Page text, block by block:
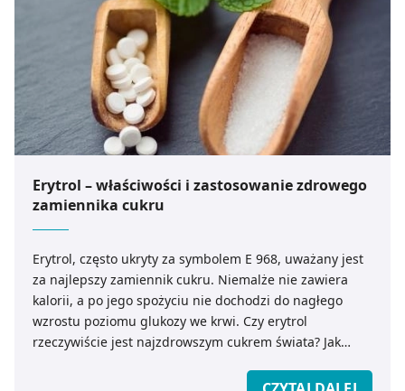
Erytrol – właściwości i zastosowanie zdrowego
zamiennika cukru
Erytrol, często ukryty za symbolem E 968, uważany jest
za najlepszy zamiennik cukru. Niemalże nie zawiera
kalorii, a po jego spożyciu nie dochodzi do nagłego
wzrostu poziomu glukozy we krwi. Czy erytrol
rzeczywiście jest najzdrowszym cukrem świata? Jak